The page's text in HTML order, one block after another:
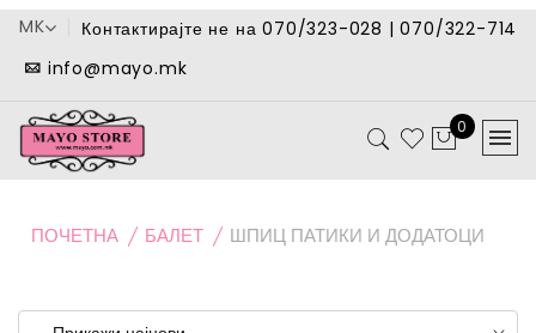
MK
Контактирајте не на 070/323-028 | 070/322-714
info@mayo.mk
0
ПОЧЕТНА БАЛЕТ ШПИЦ ПАТИКИ И ДОДАТОЦИ